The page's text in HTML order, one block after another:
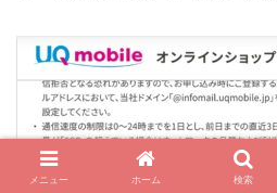
メニュー ホーム 検索